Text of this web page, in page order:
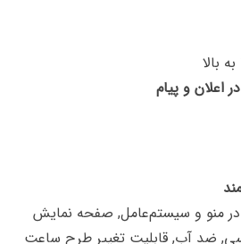
اعلان و پیام
در منو و سیستم‌عامل, صفحه نمایش
ضد آب, قابلیت تغییر طرح ساعت